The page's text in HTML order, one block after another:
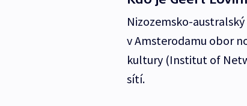
Nizozemsko-
v Amsterodamu obor
kultury (Institut of
sítí.